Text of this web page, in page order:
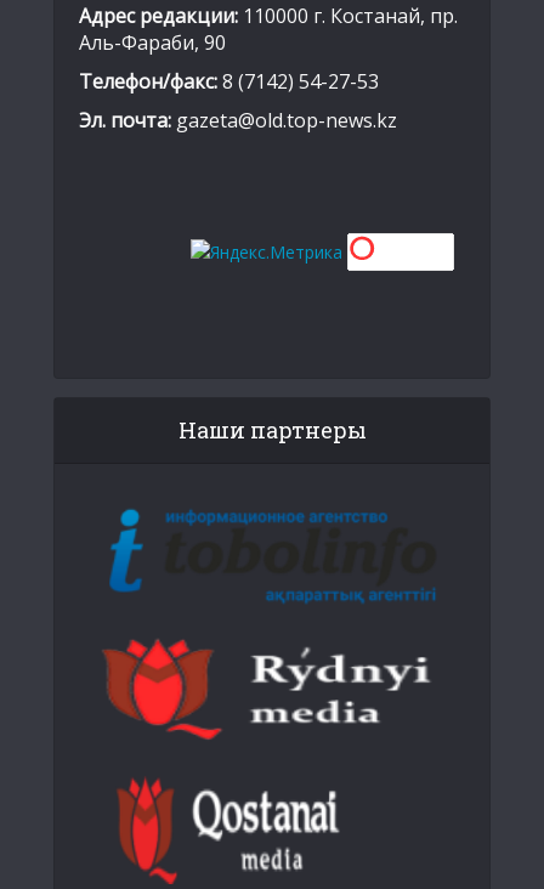
Адрес редакции: 110000 г. Костанай, пр.
Аль-Фараби, 90
Телефон/факс:8 (7142) 54-27-53
Эл. почта: gazeta@old.top-news.kz
Наши партнеры